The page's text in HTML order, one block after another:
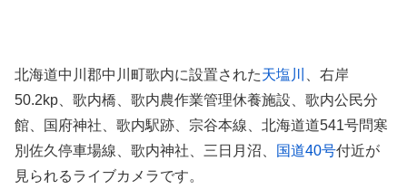
北海道中川郡中川町歌内に設置された天塩川
、右岸
50.2kp、歌内橋、歌内農作業管理休養施設、歌内公民分
館、国府神社、歌内駅跡、宗谷本線、北海道道541号問寒
別佐久停車場線、歌内神社、三日月沼、
国道40号付近が
見られるライブカメラです。